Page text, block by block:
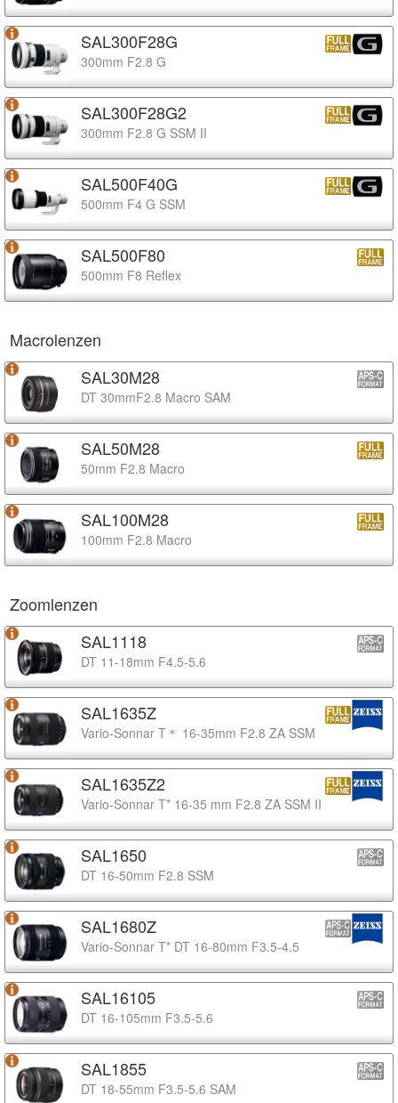
SAL300F28G
300mm F2.8 G
SAL300F28G2
300mm F2.8 G SSM II
SAL500F40G
500mm F4 G SSM
SAL500F80
500mm F8 Reflex
Macrolenzen
SAL30M28
DT 30mmF2.8 Macro SAM
SAL50M28
50mm F2.8 Macro
SAL100M28
100mm F2.8 Macro
Zoomlenzen
SAL1118
DT 11-18mm F4.5-5.6
SAL1635Z
Vario-Sonnar T＊ 16-35mm F2.8 ZA SSM
SAL1635Z2
Vario-Sonnar T* 16-35 mm F2.8 ZA SSM II
SAL1650
DT 16-50mm F2.8 SSM
SAL1680Z
Vario-Sonnar T* DT 16-80mm F3.5-4.5
SAL16105
DT 16-105mm F3.5-5.6
SAL1855
DT 18-55mm F3.5-5.6 SAM